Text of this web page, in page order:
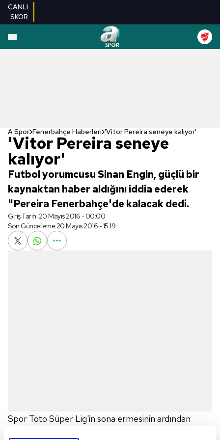
CANLI
SKOR
A Spor Fenerbahçe Haberleri 'Vitor Pereira seneye kalıyor'
'Vitor Pereira seneye
kalıyor'
Futbol yorumcusu Sinan Engin, güçlü bir
kaynaktan haber aldığını iddia ederek
"Pereira Fenerbahçe'de kalacak dedi.
Giriş Tarihi:20 Mayıs 2016 - 00:00
Son Güncelleme:20 Mayıs 2016 - 15:19
Spor Toto Süper Lig'in sona ermesinin ardından